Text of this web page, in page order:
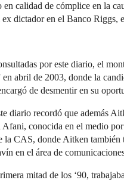
en calidad de cómplice en la
dictador en el Banco Riggs,
por este diario, el
en abril de 2003, donde la
de desmentir en su
diario recordó que además
conocida en el medio
la CAS, donde Aitken
en el área de
mitad de los ‘90,